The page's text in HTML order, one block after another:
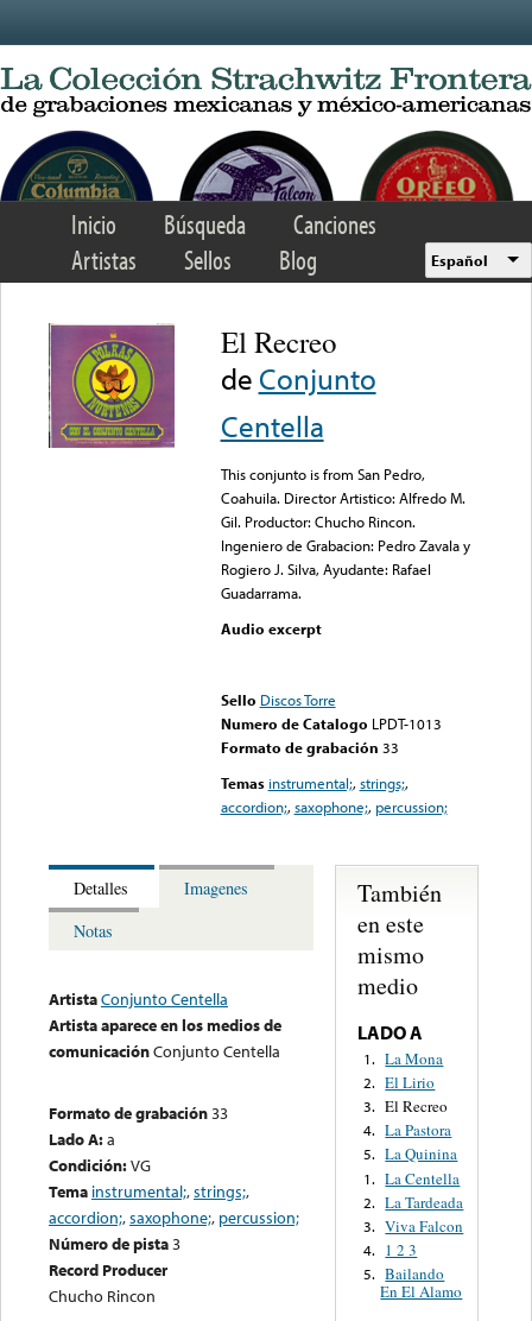
Inicio Búsqueda
Canciones
Artistas
Sellos Blog Español
El Recreo
de Conjunto
Centella
This conjunto is from San Pedro,
Coahuila. Director Artistico: Alfredo M.
Gil. Productor: Chucho Rincon.
Ingeniero de Grabacion: Pedro Zavala y
Rogiero J. Silva, Ayudante: Rafael
Guadarrama.
Audio excerpt
Sello Discos Torre
Numero de Catalogo LPDT-1013
Formato de grabación 33
Temas instrumental;,strings;,
accordion;,saxophone;, percussion;
Detalles
Imagenes
Notas
ArtistaConjunto Centella
Artista aparece en los medios de
comunicaciónConjunto Centella
Formato de grabación33
Lado A:a
Condición:VG
Tema instrumental;,strings;,
accordion;,saxophone;, percussion;
Número de pista3
Record Producer
Chucho Rincon
También
en este
mismo
medio
LADO A
1. La Mona
2. El Lirio
3. El Recreo
4. La Pastora
5. La Quinina
1. La Centella
2. La Tardeada
3. Viva Falcon
4. 1 2 3
5. Bailando
En El Alamo